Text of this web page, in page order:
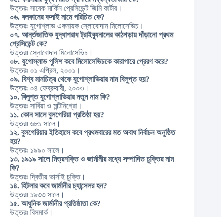
উত্তরঃ সাবেক মার্কিন প্রেসিডেন্ট জিমি কার্টার।
০৬. বলকানের কসাই নামে পরিচিত কে?
উত্তরঃ যুগোশ্লাভ একনায়ক স্লোবোদান মিলোসেভিচ।
০৭. আর্ন্তজাতিক যুদ্ধাপরাধ ট্রাইব্যুনালের কাঠগড়ায় দাঁড়ানো প্রথম
প্রেসিডেন্ট কে?
উত্তরঃ স্লোবোদান মিলোসেভিচ।
০৮. যুগোস্লাভ পুলিশ কবে মিলোসেভিচকে কারাগারে প্রেরণ করে?
উত্তরঃ ০১ এপ্রিল, ২০০১।
০৯. বিশ্ব মানচিত্র থেকে যুগোশ্লাভিয়ার নাম বিলুপ্ত হয়?
উত্তরঃ ০৪ ফেব্রুয়ারী, ২০০৩।
১০. বিলুপ্ত যুগোশ্লাভিয়ার নতুন নাম কি?
উত্তরঃ সার্বিয়া ও মন্টিনিগ্রো।
১১. কোন সালে বুলগেরিয়া প্রতিষ্ঠা হয়?
উত্তরঃ ৬৮১ সালে।
১২. বুলগেরিয়ার ইতিহাসে কবে প্রথমবারের মত অবাধ নির্বাচন অনুষ্ঠিত
হয়?
উত্তরঃ ১৯৯০ সালে।
১৩. ১৯১৯ সালে মিত্রশক্তি ও জার্মানীর মধ্যে সম্পাদিত চুক্তির নাম
কি?
উত্তরঃ দ্বিতীয় ভার্সাই চুক্তি।
১৪. হিটলার কবে জার্মানীর চ্যান্সেলর হন?
উত্তরঃ ১৯৩৩ সালে।
১৫. আধুনিক জার্মানীর প্রতিষ্ঠাতা কে?
উত্তরঃ বিসমার্ক।